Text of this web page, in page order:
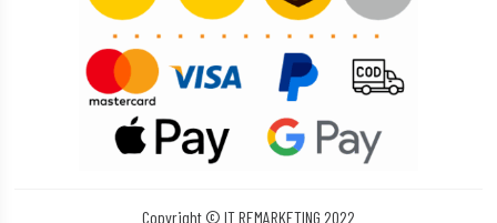
Copyright © IT REMARKETING 2022